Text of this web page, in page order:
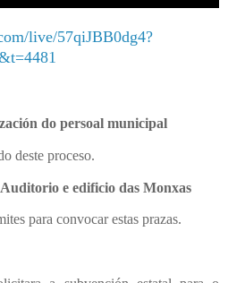
live/57qiJBB0dg4?
do persoal municipal
deste proceso.
e edificio das Monxas
para convocar estas prazas.